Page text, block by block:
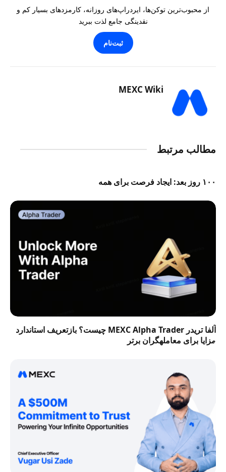
از محبوب‌ترین توکن‌ها، ایردراپ‌های روزانه، کارمزدهای بسیار کم و
نقدینگی جامع لذت ببرید
ثبت‌نام
MEXC Wiki
مطالب مرتبط
۱۰۰ روز بعد: ایجاد فرصت برای همه
آلفا تریدر MEXC Alpha Trader چیست؟ بازتعریف استاندارد
مزایا برای معاملهگران برتر